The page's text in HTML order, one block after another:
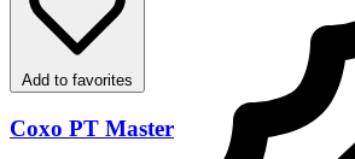
Add to favorites
Coxo PT Master